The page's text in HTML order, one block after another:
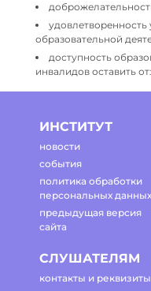
образовательной
доступность
инвалидов оставить
ИНСТИТУТ
новости
события
политика обработки
персональных данных
предыдущая версия
сайта
СЛУШАТЕЛЯМ
контакты и реквизиты